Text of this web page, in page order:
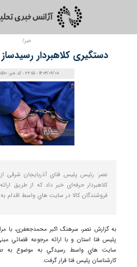
خبر/
دستگیری کلاهبردار
1403/09/08 - 22:15 - کد خبر: 125510
نصر: رئيس پليس فتای آذربايجان شرقی
کلاهبردار حرفه‌ای خبر داد که از طريق
فروشندگان کالا در سايت هاي واسط اقدام
به گزارش نصر، سرهنگ اکبر محمدجعفری، با
پليس فتا استان و با ارائه مرجوعه قضائي
سايت هاي واسط رسيدگي به موضوع به
کارشناسان پليس فتا قرار گرفت.